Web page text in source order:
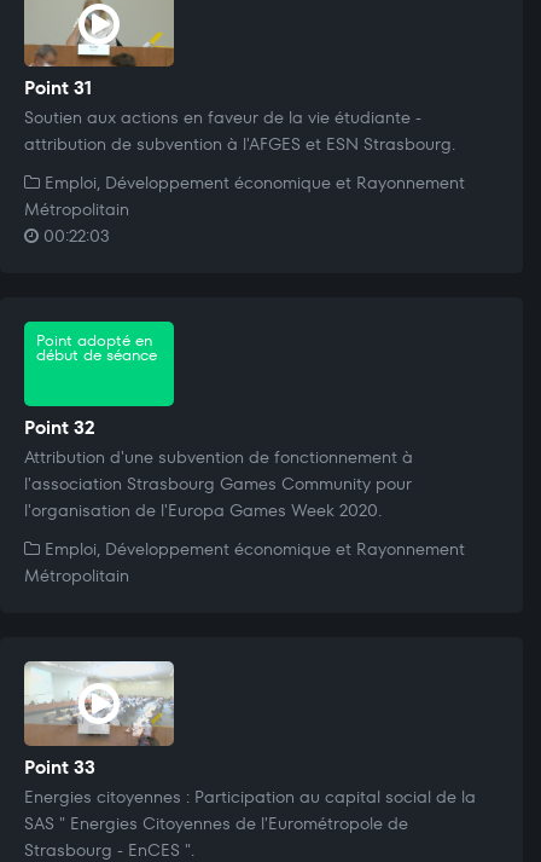
Point 31
Soutien aux actions en faveur de la vie étudiante -
attribution de subvention à l'AFGES et ESN Strasbourg.
Emploi, Développement économique et Rayonnement
Métropolitain
00:22:03
Point adopté en
début de séance
Point 32
Attribution d'une subvention de fonctionnement à
l'association Strasbourg Games Community pour
l'organisation de l'Europa Games Week 2020.
Emploi, Développement économique et Rayonnement
Métropolitain
Point 33
Energies citoyennes : Participation au capital social de la
SAS " Energies Citoyennes de l'Eurométropole de
Strasbourg - EnCES ".